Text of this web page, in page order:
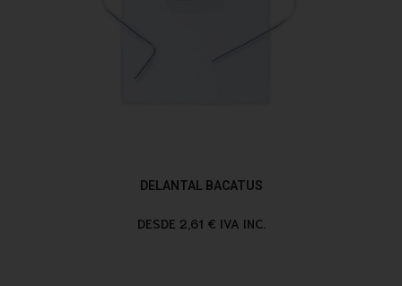
DELANTAL BACATUS
DESDE 2,61 € IVA INC.